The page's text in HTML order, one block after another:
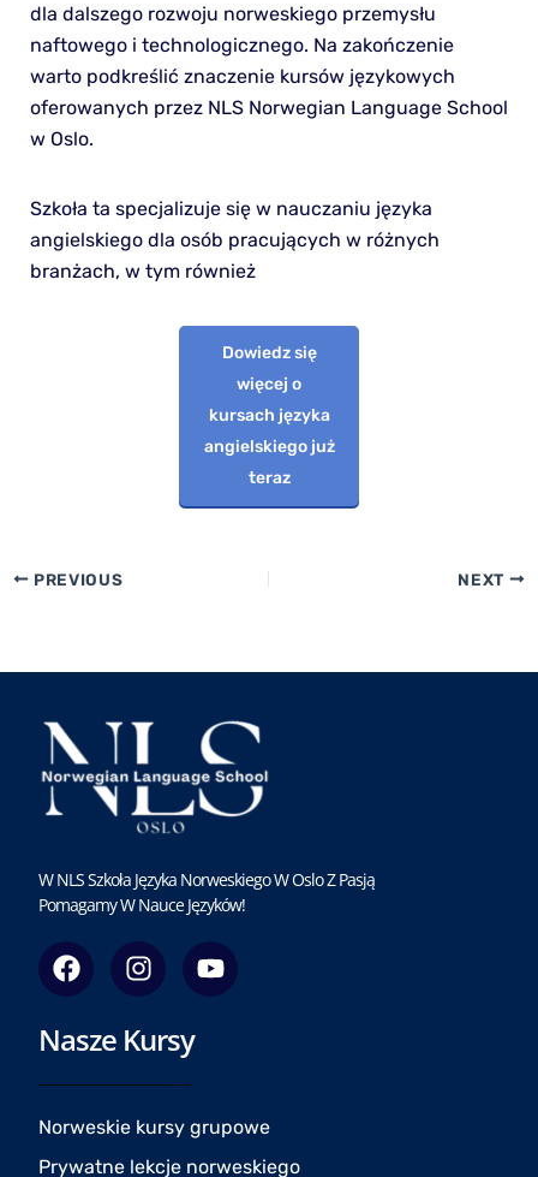
dla dalszego rozwoju norweskiego przemysłu
naftowego i technologicznego. Na zakończenie
warto podkreślić znaczenie kursów językowych
oferowanych przez NLS Norwegian Language School
w Oslo.
Szkoła ta specjalizuje się w nauczaniu języka
angielskiego dla osób pracujących w różnych
branżach, w tym również
Dowiedz się
więcej o
kursach języka
angielskiego już
teraz
PREVIOUS NEXT
W NLS Szkoła Języka Norweskiego W Oslo Z Pasją
Pomagamy W Nauce Języków!
F
a
c
e
o
o
I
n
s
t
g
r
a
Y
o
u
e
Nasze Kursy
Norweskie kursy grupowe
Prywatne lekcje norweskiego